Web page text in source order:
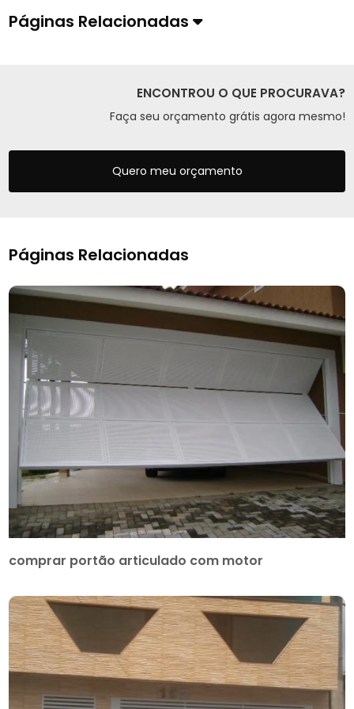
Páginas Relacionadas
ENCONTROU O QUE PROCURAVA?
Faça seu orçamento grátis agora mesmo!
Quero meu orçamento
Páginas Relacionadas
comprar portão articulado com motor